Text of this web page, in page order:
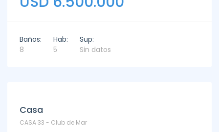
Baños:
8
Hab:
5
Sup:
Sin datos
Casa
CASA 33 - Club de Mar